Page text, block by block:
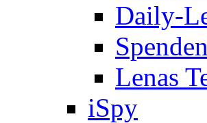
Daily-
Spenden
Lenas
iSpy